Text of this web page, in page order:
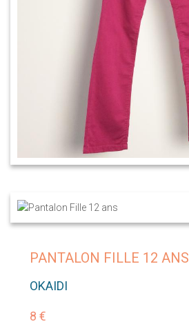
PANTALON FILLE 12 ANS
OKAIDI
8 €